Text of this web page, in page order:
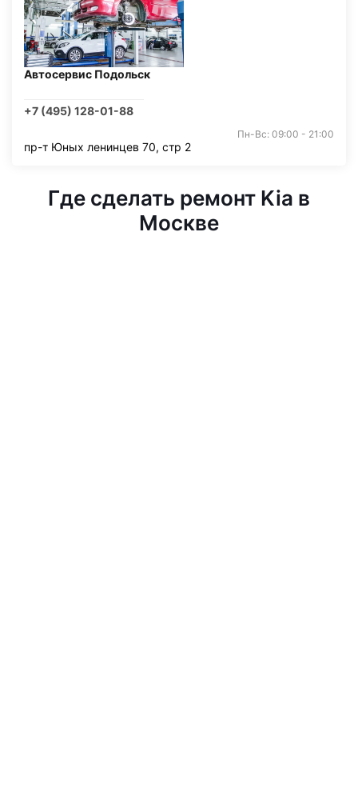
Автосервис Подольск
+7 (495) 128-01-88
Пн-Вс: 09:00 - 21:00
пр-т Юных ленинцев 70, стр 2
Где сделать ремонт Kia в
Москве